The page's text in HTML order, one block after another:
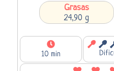
Grasas
24,90 g
10 min